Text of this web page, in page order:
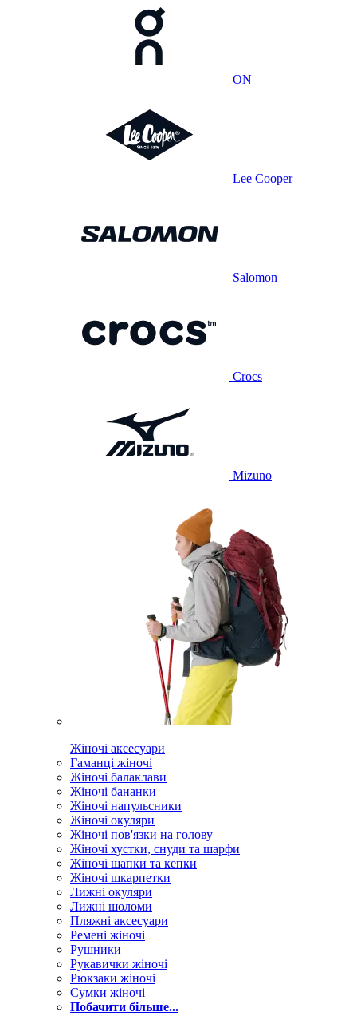
ON
Lee Cooper
Salomon
Crocs
Mizuno
Жіночі аксесуари
Гаманці жіночі
Жіночі балаклави
Жіночі бананки
Жіночі напульсники
Жіночі окуляри
Жіночі пов'язки на голову
Жіночі хустки, снуди та шарфи
Жіночі шапки та кепки
Жіночі шкарпетки
Лижні окуляри
Лижні шоломи
Пляжні аксесуари
Ремені жіночі
Рушники
Рукавички жіночі
Рюкзаки жіночі
Сумки жіночі
Побачити більше...